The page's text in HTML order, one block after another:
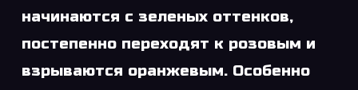
начинаются с зеленых оттенков,
постепенно переходят к розовым и
взрываются оранжевым. Особенно